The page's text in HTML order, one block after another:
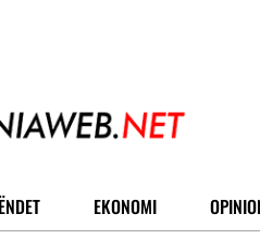
EKONOMI